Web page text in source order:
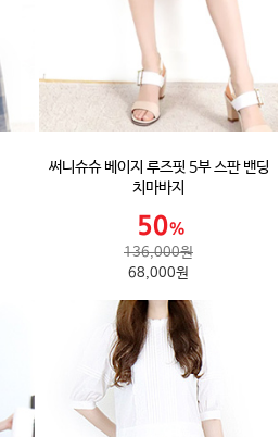
써니슈슈 베이지 루즈핏 5부 스판 밴딩
치마바지
136,000원
68,000원